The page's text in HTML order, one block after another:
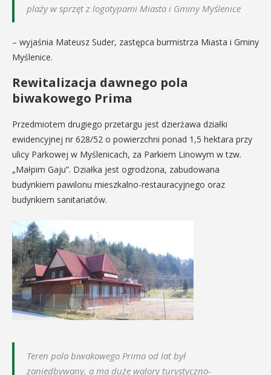
plaży w sprzęt z logotypami Miasta i Gminy Myślenice
– wyjaśnia Mateusz Suder, zastępca burmistrza Miasta i Gminy
Myślenice.
Rewitalizacja dawnego pola
biwakowego Prima
Przedmiotem drugiego przetargu jest dzierżawa działki
ewidencyjnej nr 628/52 o powierzchni ponad 1,5 hektara przy
ulicy Parkowej w Myślenicach, za Parkiem Linowym w tzw.
„Małpim Gaju”. Działka jest ogrodzona, zabudowana
budynkiem pawilonu mieszkalno-restauracyjnego oraz
budynkiem sanitariatów.
Teren pola biwakowego Prima od lat był
zaniedbywany, a ma duże walory turystyczno-